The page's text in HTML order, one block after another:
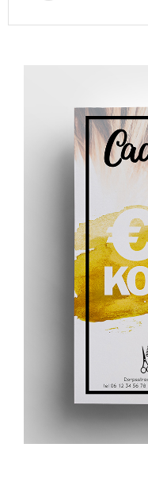
Certificaten/Diploma's
Doordruksets
Folders
Geboortekaartjes
Hand-outs/Losbladig
Kalenders